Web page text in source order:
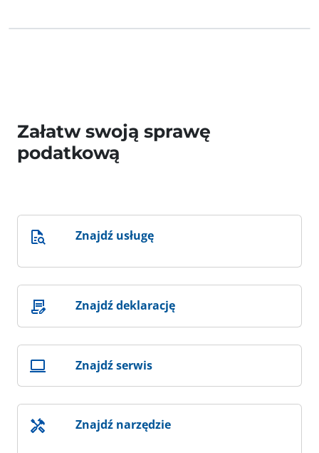
Załatw swoją sprawę
podatkową
Znajdź usługę
Znajdź deklarację
Znajdź serwis
Znajdź narzędzie